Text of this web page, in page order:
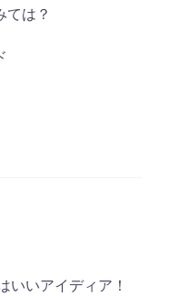
ては？
いいアイディア！